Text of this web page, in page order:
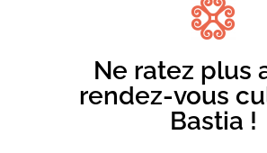
tous ensemble !
Ne ratez plus
rendez-vous
Bastia !